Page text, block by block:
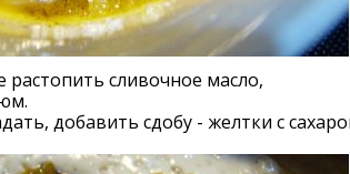
сливочное масло,
добавить сдобу - желтки с